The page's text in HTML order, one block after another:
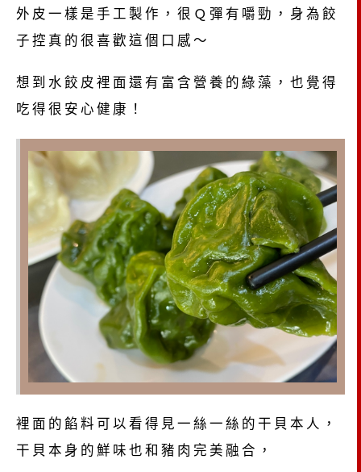
外皮一樣是手工製作，很Ｑ彈有嚼勁，身為餃
子控真的很喜歡這個口感～
想到水餃皮裡面還有富含營養的綠藻，也覺得
吃得很安心健康！
裡面的餡料可以看得見一絲一絲的干貝本人，
干貝本身的鮮味也和豬肉完美融合，